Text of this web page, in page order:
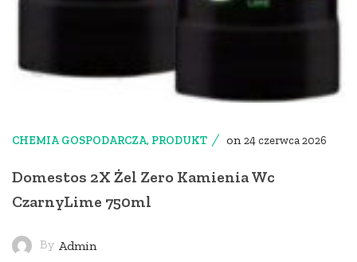
CHEMIA GOSPODARCZA, PRODUKT on24 czerwca 2026
Domestos 2X Żel Zero Kamienia Wc
CzarnyLime 750ml
By Admin